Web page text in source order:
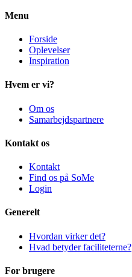
Menu
Forside
Oplevelser
Inspiration
Hvem er vi?
Om os
Samarbejdspartnere
Kontakt os
Kontakt
Find os på SoMe
Login
Generelt
Hvordan virker det?
Hvad betyder faciliteterne?
For brugere